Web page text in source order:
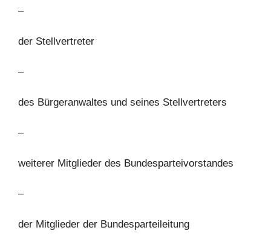
–
der Stellvertreter
–
des Bürgeranwaltes und seines Stellvertreters
–
weiterer Mitglieder des Bundesparteivorstandes
–
der Mitglieder der Bundesparteileitung